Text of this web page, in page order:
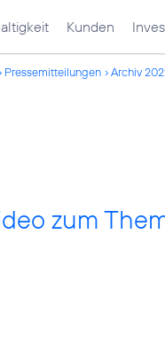
Kunden
Pressemitteilungen Archiv
zum